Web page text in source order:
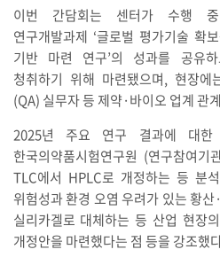
이번 간담회는 센터가 수행 중
연구개발과제 ‘글로벌 평가기술 확
기반 마련 연구’의 성과를 공유
청취하기 위해 마련됐으며, 현장에
(QA) 실무자 등 제약·바이오 업계 관
2025년 주요 연구 결과에 대
한국의약품시험연구원 (연구참여
TLC에서 HPLC로 개정하는 등 분
위험성과 환경 오염 우려가 있는 황
실리카겔로 대체하는 등 산업 현장
개정안을 마련했다는 점 등을 강조했